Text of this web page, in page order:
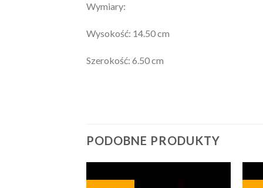
Wymiary:
Wysokość: 14.50 cm
Szerokość: 6.50 cm
PODOBNE PRODUKTY